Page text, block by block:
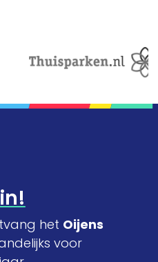
het Oijens
voor